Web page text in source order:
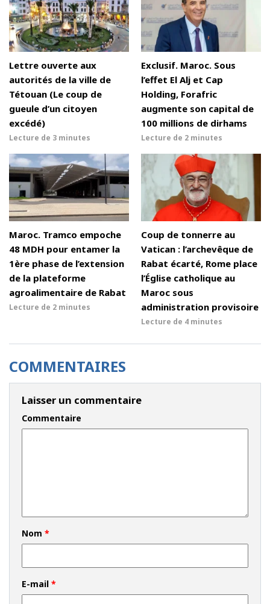
Lettre ouverte aux
autorités de la ville de
Tétouan (Le coup de
gueule d’un citoyen
excédé)
Lecture de 3 minutes
Exclusif. Maroc. Sous
l’effet El Alj et Cap
Holding, Forafric
augmente son capital de
100 millions de dirhams
Lecture de 2 minutes
Maroc. Tramco empoche
48 MDH pour entamer la
1ère phase de l’extension
de la plateforme
agroalimentaire de Rabat
Lecture de 2 minutes
Coup de tonnerre au
Vatican : l’archevêque de
Rabat écarté, Rome place
l’Église catholique au
Maroc sous
administration provisoire
Lecture de 4 minutes
COMMENTAIRES
Laisser un commentaire
Commentaire
Nom *
E-mail *